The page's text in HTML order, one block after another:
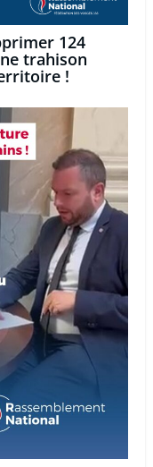
124
trahison
!